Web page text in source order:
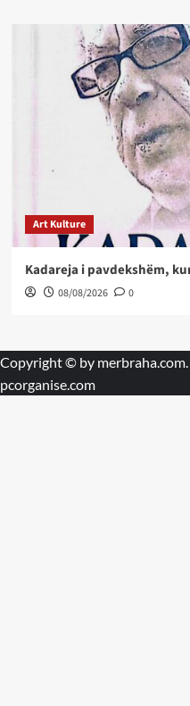
Art Kulture
Kadareja i pavdekshëm,
08/08/2026 0
Copyright © by merbraha.com
pcorganise.com